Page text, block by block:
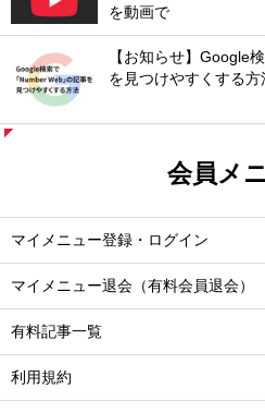
を動画で
【お知らせ】Google
を見つけやすくする方
会員メ
マイメニュー登録・ログイン
マイメニュー退会（有料会員退会）
有料記事一覧
利用規約